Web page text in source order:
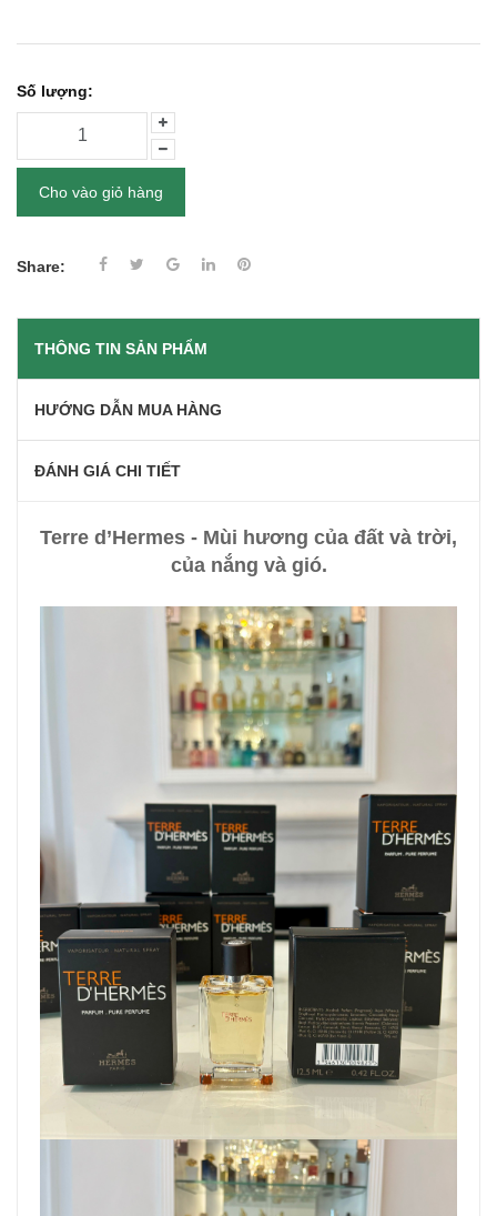
Số lượng:
Cho vào giỏ hàng
Share:
THÔNG TIN SẢN PHẨM
HƯỚNG DẪN MUA HÀNG
ĐÁNH GIÁ CHI TIẾT
Terre d’Hermes - Mùi hương của đất và trời,
của nắng và gió.